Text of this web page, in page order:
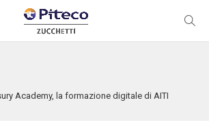
Academy, la formazione digitale di AITI